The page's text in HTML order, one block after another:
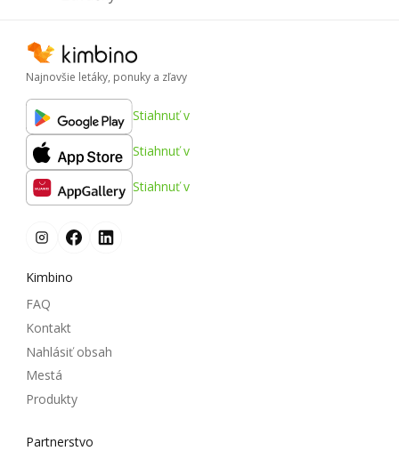
Najnovšie letáky, ponuky a zľavy
Stiahnuť v
Stiahnuť v
Stiahnuť v
Kimbino
FAQ
Kontakt
Nahlásiť obsah
Mestá
Produkty
Partnerstvo